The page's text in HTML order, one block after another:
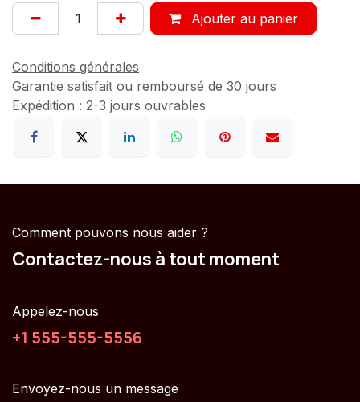
Ajouter au panier
Conditions générales
Garantie satisfait ou remboursé de 30 jours
Expédition : 2-3 jours ouvrables
Comment pouvons nous aider ?
Contactez-nous à tout moment
Appelez-nous
+1 555-555-5556
Envoyez-nous un message